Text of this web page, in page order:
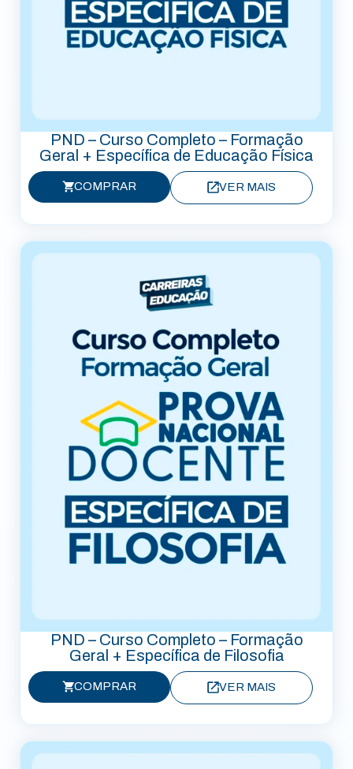
PND – Curso Completo – Formação
Geral + Específica de Educação Física
COMPRAR VER MAIS
PND – Curso Completo – Formação
Geral + Específica de Filosofia
COMPRAR VER MAIS